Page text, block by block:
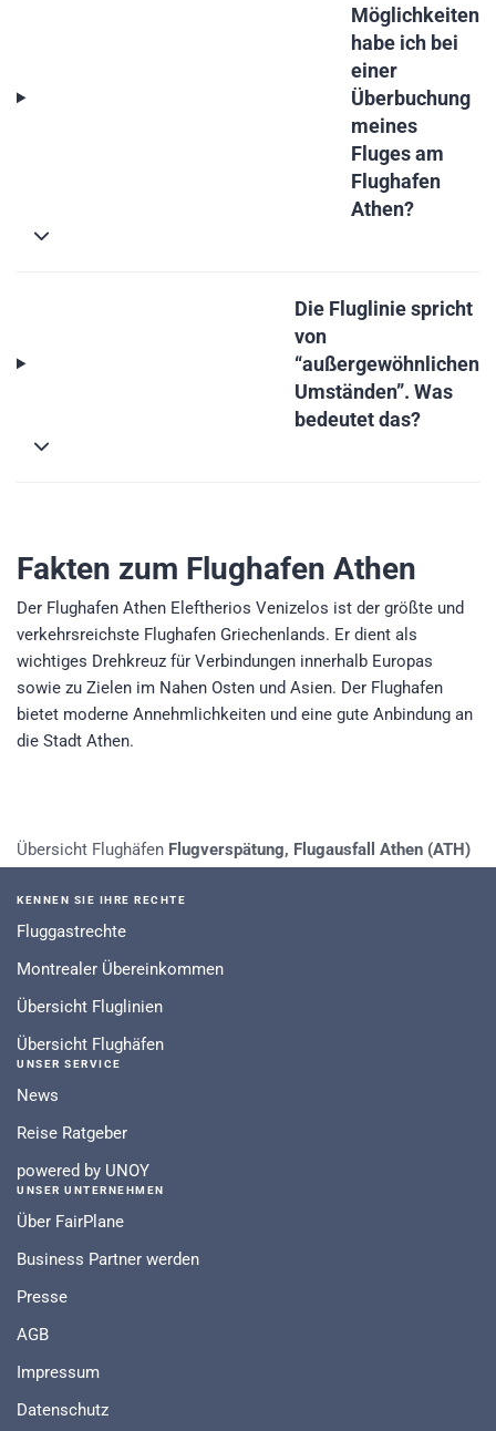
Möglichkeiten
habe ich bei
einer
Überbuchung
meines
Fluges am
Flughafen
Athen?
Die Fluglinie spricht
von
“außergewöhnlichen
Umständen”. Was
bedeutet das?
Fakten zum Flughafen Athen
Der Flughafen Athen Eleftherios Venizelos ist der größte und
verkehrsreichste Flughafen Griechenlands. Er dient als
wichtiges Drehkreuz für Verbindungen innerhalb Europas
sowie zu Zielen im Nahen Osten und Asien. Der Flughafen
bietet moderne Annehmlichkeiten und eine gute Anbindung an
die Stadt Athen.
Übersicht Flughäfen Flugverspätung, Flugausfall Athen (ATH)
KENNEN SIE IHRE RECHTE
Fluggastrechte
Montrealer Übereinkommen
Übersicht Fluglinien
Übersicht Flughäfen
UNSER SERVICE
News
Reise Ratgeber
powered by UNOY
UNSER UNTERNEHMEN
Über FairPlane
Business Partner werden
Presse
AGB
Impressum
Datenschutz